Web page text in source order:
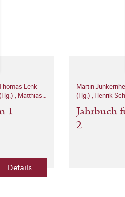
Lenk
, Matthias
1
Details
Martin
(Hg.) , Henrik
Jahrbuch
2